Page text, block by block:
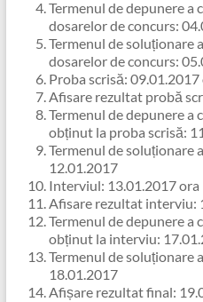
Termenul de depunere a
dosarelor de concurs:
Termenul de soluționare
dosarelor de concurs:
Proba scrisă: 09.01.2017
Afisare rezultat probă
Termenul de depunere a
obținut la proba scrisă:
Termenul de soluționare
12.01.2017
Interviul: 13.01.2017 ora
Afisare rezultat interviu:
Termenul de depunere a
obținut la interviu:
Termenul de soluționare
18.01.2017
Afișare rezultat final: